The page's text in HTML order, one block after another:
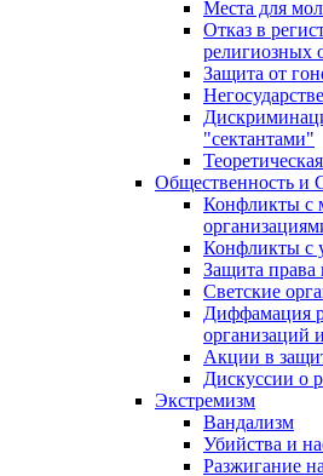
Места для
Отказ в
религиозных
Защита от
"сектантами"
Общественность
Конфликты с
Конфликты с
Защита права
Светские
Диффамация
Акции в
Дискуссии о
Экстремизм
Вандализм
Убийства и
Разжигание